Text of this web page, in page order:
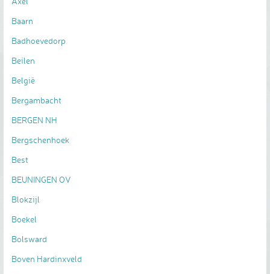
Baarn
Badhoevedorp
Beilen
België
Bergambacht
BERGEN NH
Bergschenhoek
Best
BEUNINGEN OV
Blokzijl
Boekel
Bolsward
Boven Hardinxveld